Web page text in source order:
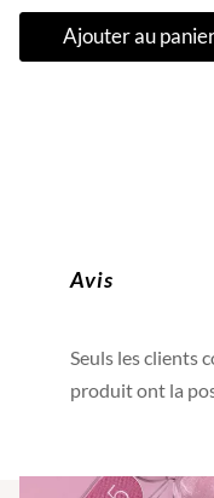
initial
était :
actuel
est :
Ajouter au
Avis
Seuls les clients
produit ont la